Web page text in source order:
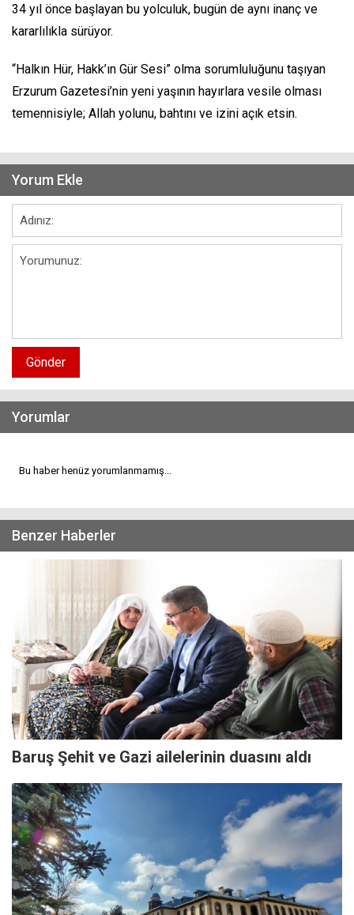
34 yıl önce başlayan bu yolculuk, bugün de aynı inanç ve
kararlılıkla sürüyor.
“Halkın Hür, Hakk’ın Gür Sesi” olma sorumluluğunu taşıyan
Erzurum Gazetesi’nin yeni yaşının hayırlara vesile olması
temennisiyle; Allah yolunu, bahtını ve izini açık etsin.
Yorum Ekle
Gönder
Yorumlar
Bu haber henüz yorumlanmamış...
Benzer Haberler
Baruş Şehit ve Gazi ailelerinin duasını aldı